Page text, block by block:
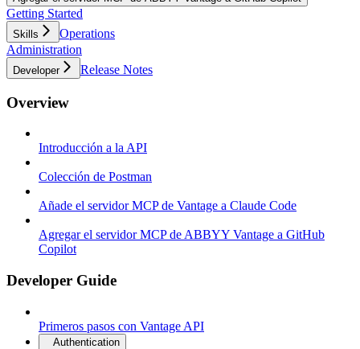
Getting Started
Skills
Operations
Administration
Developer Release Notes
Overview
Introducción a la API
Colección de Postman
Añade el servidor MCP de Vantage a Claude Code
Agregar el servidor MCP de ABBYY Vantage a GitHub
Copilot
Developer Guide
Primeros pasos con Vantage API
Authentication